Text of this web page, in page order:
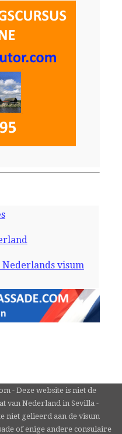
visum
- Deze website is niet de
van Nederland in Sevilla -
niet gelieerd aan de visum
of enige andere consulaire